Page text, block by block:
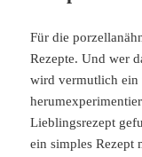
Für die
Rezepte. Und wer
wird vermutlich ein
Lieblingsrezept
ein simples Rezept